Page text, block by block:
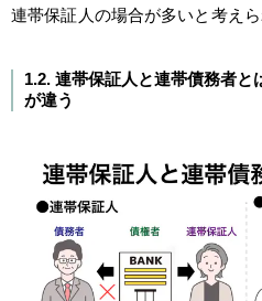
連帯保証人の場合が多いと考えら
1.2. 連帯保証人と連帯債務者と
が違う